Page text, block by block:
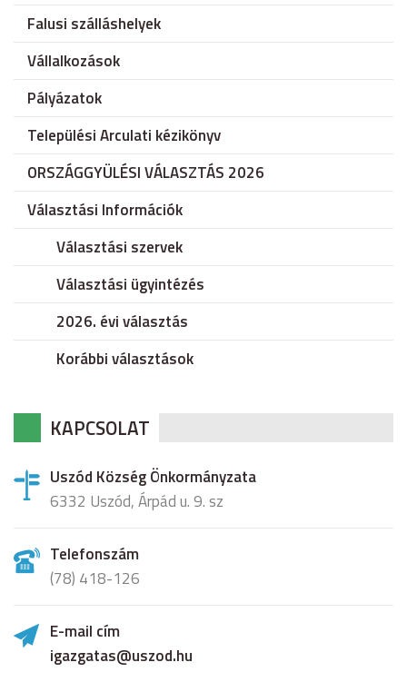
Falusi szálláshelyek
Vállalkozások
Pályázatok
Települési Arculati kézikönyv
ORSZÁGGYÜLÉSI VÁLASZTÁS 2026
Választási Információk
Választási szervek
Választási ügyintézés
2026. évi választás
Korábbi választások
KAPCSOLAT
Uszód Község Önkormányzata
6332 Uszód, Árpád u. 9. sz
Telefonszám
(78) 418-126
E-mail cím
igazgatas@uszod.hu